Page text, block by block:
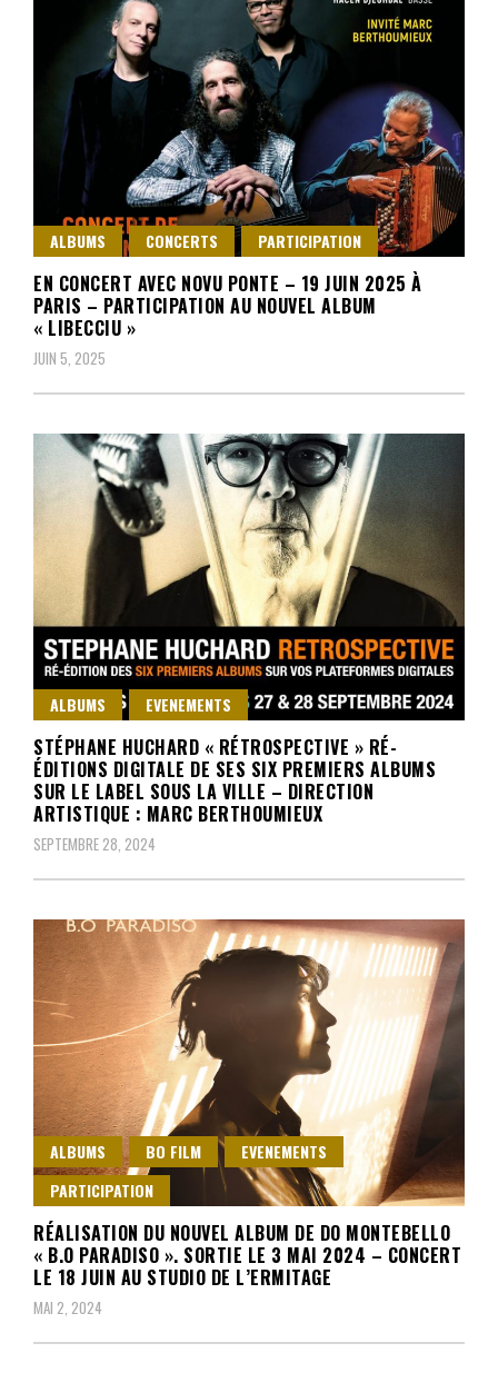
ALBUMS CONCERTS PARTICIPATION
EN CONCERT AVEC NOVU PONTE – 19 JUIN 2025 À
PARIS – PARTICIPATION AU NOUVEL ALBUM
« LIBECCIU »
JUIN 5, 2025
ALBUMS EVENEMENTS
STÉPHANE HUCHARD « RÉTROSPECTIVE » RÉ-
ÉDITIONS DIGITALE DE SES SIX PREMIERS ALBUMS
SUR LE LABEL SOUS LA VILLE – DIRECTION
ARTISTIQUE : MARC BERTHOUMIEUX
SEPTEMBRE 28, 2024
ALBUMS BO FILM
EVENEMENTS
PARTICIPATION
RÉALISATION DU NOUVEL ALBUM DE DO MONTEBELLO
« B.O PARADISO ». SORTIE LE 3 MAI 2024 – CONCERT
LE 18 JUIN AU STUDIO DE L’ERMITAGE
MAI 2, 2024